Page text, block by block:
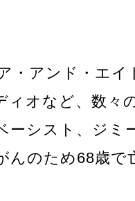
・アンド・エイ
ィオなど、数々
ーシスト、ジミ
んのため68歳で